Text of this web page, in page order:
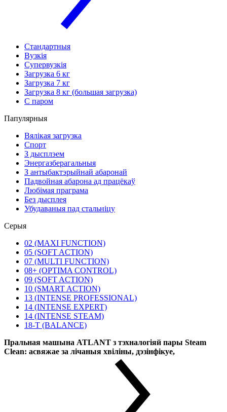
Стандартныя
Вузкія
Супервузкія
Загрузка 6 кг
Загрузка 7 кг
Загрузка 8 кг (большая загрузка)
С паром
Папулярныя
Вялікая загрузка
Спорт
З дысплэем
Энергазберагальныя
З антыбактэрыйнай абаронай
Падвойная абарона ад працёкаў
Любімая праграма
Без дысплея
Убудаваныя пад стальніцу
Серыя
02 (MAXI FUNCTION)
05 (SOFT ACTION)
07 (MULTI FUNCTION)
08+ (OPTIMA CONTROL)
09 (SOFT ACTION)
10 (SMART ACTION)
13 (INTENSE PROFESSIONAL)
14 (INTENSE EXPERT)
14 (INTENSE STEAM)
18-T (BALANCE)
Пральная машына ATLANT з тэхналогіяй пары Steam
Clean: асвяжае за лічаныя хвіліны, дэзінфікуе,